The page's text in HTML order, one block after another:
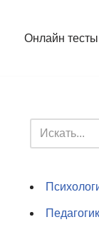
Онлайн тесты